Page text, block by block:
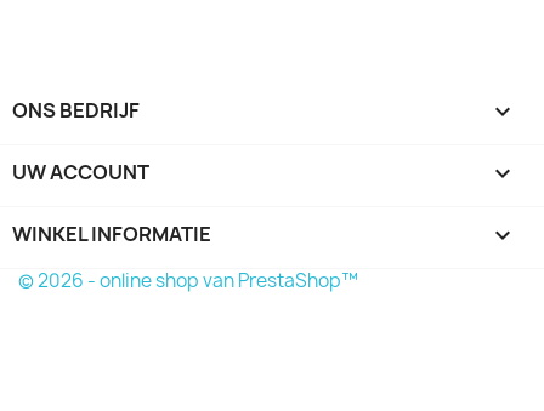
ONS BEDRIJF 
UW ACCOUNT 
WINKEL INFORMATIE keyboard_arrow_down
© 2026 - online shop van PrestaShop™